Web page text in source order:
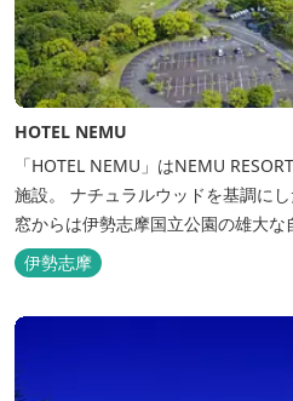
HOTEL NEMU
「HOTEL NEMU」はNEMU RESORTのコンセプトを象徴する宿泊
施設。 ナチュラルウッドを基調に
窓からは伊勢志摩国立公園の雄大
肌で感じるアクティビティや、食材
地に湧き出る温泉… ここでしかでき
伊勢志摩